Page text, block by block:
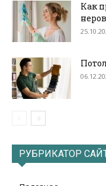
Как
РУБРИКАТОР